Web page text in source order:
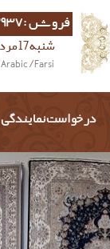
فروش :09120393937
شنبه 17 مرداد 1405
Arabic / Farsi
درخواست نمایندگی